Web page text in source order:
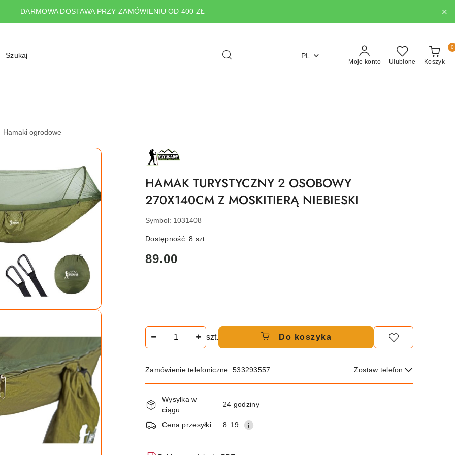
DARMOWA DOSTAWA PRZY ZAMÓWIENIU OD 400 ZŁ
PL
Moje konto Ulubione Koszyk
0
Hamaki ogrodowe
NAZWA
PRODUCENTA:
ROYOKAMP
HAMAK TURYSTYCZNY 2 OSOBOWY
270X140CM Z MOSKITIERĄ NIEBIESKI
Symbol: 1031408
Dostępność:8 szt.
cena:
89.00
szt. Do koszyka
Zamówienie telefoniczne: 533293557 Zostaw telefon
Wyślij
Dostępność
i
dostawa
Wysyłka w
ciągu:
24 godziny
Cena przesyłki: 8.19